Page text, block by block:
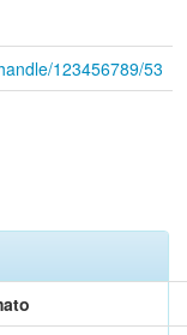
123456789/53